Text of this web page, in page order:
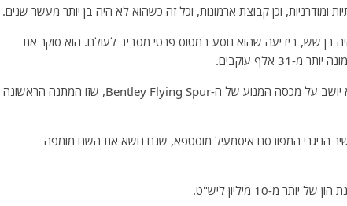
ומודרניות, וכן קבוצת ארמונות, וכל זה כשהוא לא היה בן יותר מעשר שנים.
בן שש, בידיעה שהוא נוסע במטוס פרטי מסביב לעולם. הוא סוקר את
אלף עוקבים.
אחת התמונות המופיעות ב"אינסטגרם", הוא מצולם כשהוא יושב על מכסה המנוע של ה-Bentley Flying Spur, שזו המתנה הראשונה
הניגרי המפורסם איסמעיל מוסטפא, שגם נושא את השם מומפה
מ-10 מיליון ליש"ט.